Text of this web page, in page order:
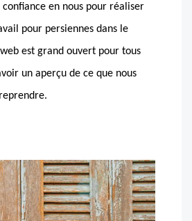
confiance en nous pour réaliser
pour persiennes dans le
est grand ouvert pour tous
un aperçu de ce que nous